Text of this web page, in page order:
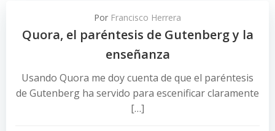
Por Francisco Herrera
Quora, el paréntesis de Gutenberg y la
enseñanza
Usando Quora me doy cuenta de que el paréntesis
de Gutenberg ha servido para escenificar claramente
[…]